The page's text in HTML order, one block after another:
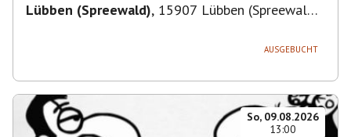
Lübben (Spreewald), 15907 Lübben (Spreewald),
AUSGEBUCHT
So, 09.08.2026
13:00